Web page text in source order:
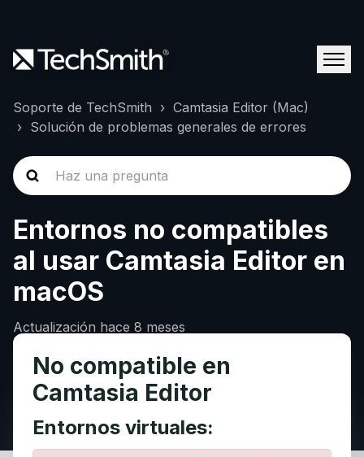
Soporte de TechSmith
Camtasia Editor (Mac)
Solución de problemas generales de errores
Entornos no compatibles
al usar Camtasia Editor en
macOS
Actualización hace 8 meses
No compatible en
Camtasia Editor
Entornos virtuales: